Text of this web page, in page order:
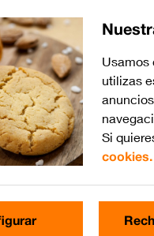
Usamos
utilizas
Si
cookies.